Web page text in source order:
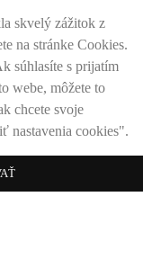
skvelý zážitok z
na stránke Cookies.
súhlasíte s prijatím
webe, môžete to
chcete svoje
nastavenia cookies".